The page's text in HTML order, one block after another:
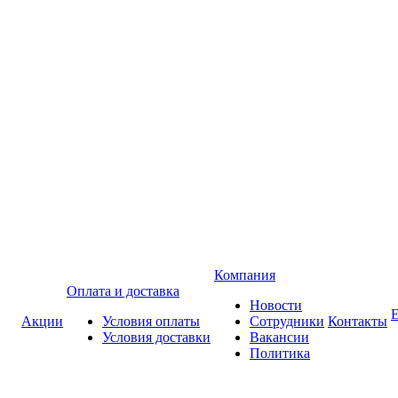
Акции
Оплата и доставка
Условия оплаты
Условия доставки
Компания
Новости
Сотрудники
Вакансии
Политика
Контакты